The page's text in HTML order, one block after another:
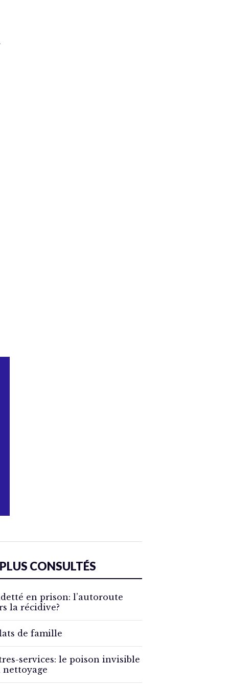
CONSULTÉS
en prison: l’autoroute
la récidive?
de famille
services: le poison invisible
nettoyage